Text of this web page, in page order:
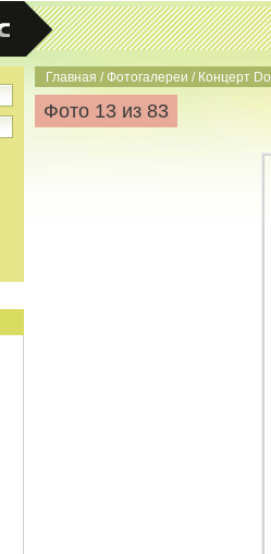
Главная /Фотогалереи / Концерт
Фото 13 из 83